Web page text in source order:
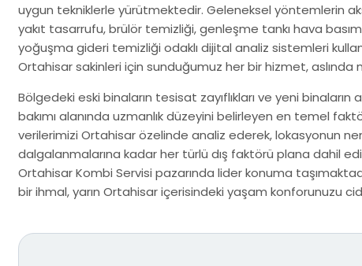
uygun tekniklerle yürütmektedir. Geleneksel yöntemlerin
yakıt tasarrufu, brülör temizliği, genleşme tankı hava
yoğuşma gideri temizliği odaklı dijital analiz sistemleri
Ortahisar sakinleri için sunduğumuz her bir hizmet,
Bölgedeki eski binaların tesisat zayıflıkları ve yeni binaların
bakımı alanında uzmanlık düzeyini belirleyen en temel
verilerimizi Ortahisar özelinde analiz ederek, lokasyonun
dalgalanmalarına kadar her türlü dış faktörü plana dahil
Ortahisar Kombi Servisi pazarında lider konuma
bir ihmal, yarın Ortahisar içerisindeki yaşam konforunuzu